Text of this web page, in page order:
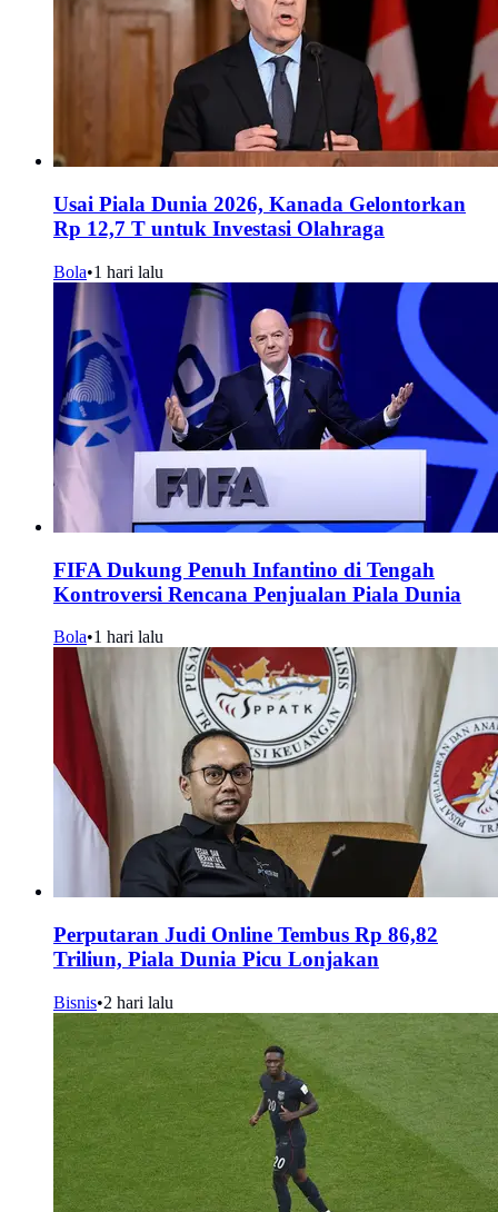
Usai Piala Dunia 2026, Kanada Gelontorkan
Rp 12,7 T untuk Investasi Olahraga
Bola•1 hari lalu
FIFA Dukung Penuh Infantino di Tengah
Kontroversi Rencana Penjualan Piala Dunia
Bola•1 hari lalu
Perputaran Judi Online Tembus Rp 86,82
Triliun, Piala Dunia Picu Lonjakan
Bisnis•2 hari lalu